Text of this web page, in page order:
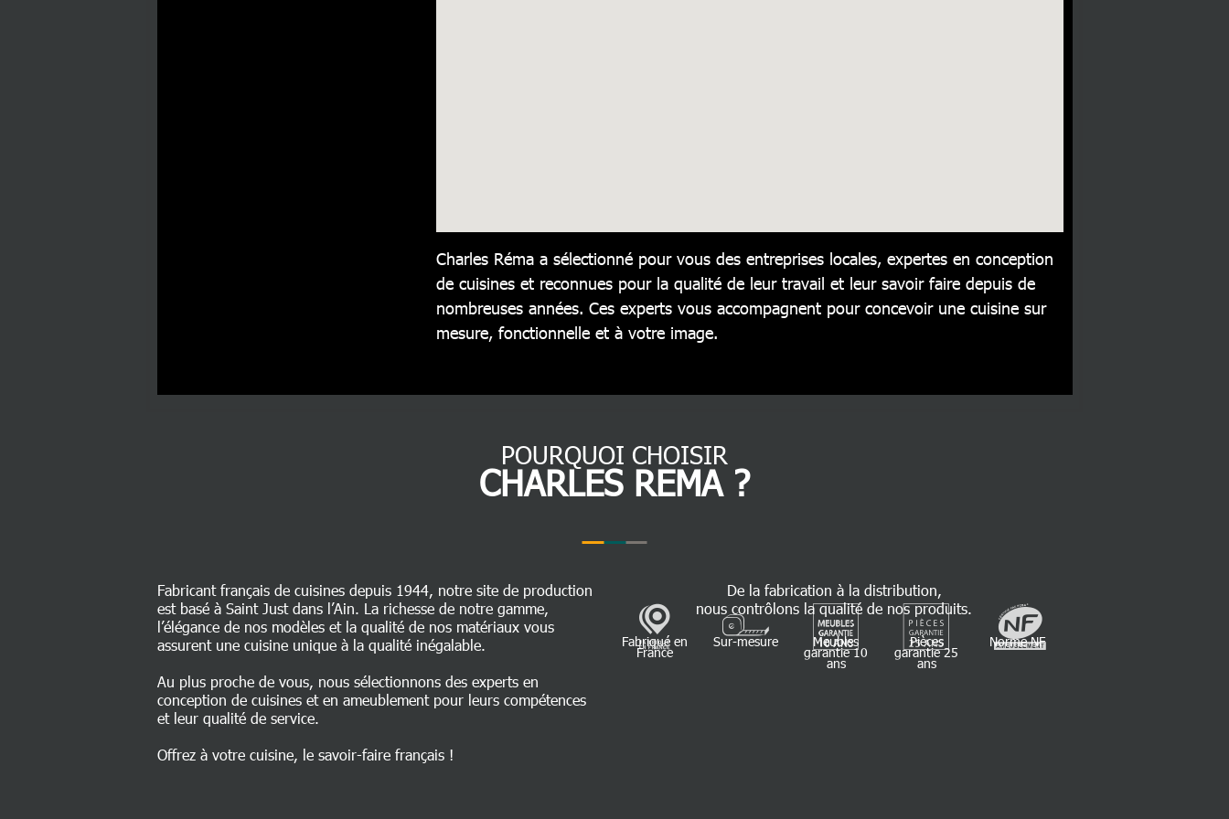
Charles Réma a sélectionné pour vous des entreprises locales, expertes en conception
de cuisines et reconnues pour la qualité de leur travail et leur savoir faire depuis de
nombreuses années. Ces experts vous accompagnent pour concevoir une cuisine sur
mesure, fonctionnelle et à votre image.
POURQUOI CHOISIR
CHARLES REMA ?
Fabricant français de cuisines depuis 1944, notre site de production
est basé à Saint Just dans l’Ain. La richesse de notre gamme,
l’élégance de nos modèles et la qualité de nos matériaux vous
assurent une cuisine unique à la qualité inégalable.
Au plus proche de vous, nous sélectionnons des experts en
conception de cuisines et en ameublement pour leurs compétences
et leur qualité de service.
Offrez à votre cuisine, le savoir-faire français !
De la fabrication à la distribution,
nous contrôlons la qualité de nos produits.
Fabriqué en
France
Sur-mesure Meubles
garantie 10
ans
Pièces
garantie 25
ans
Norme NF